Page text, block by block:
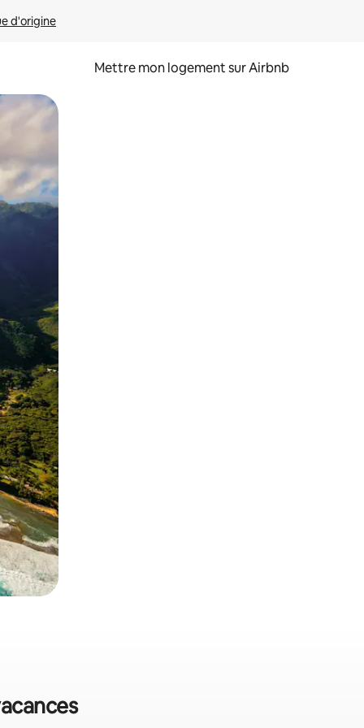
d'origine
Mettre mon logement sur Airbnb
glisser.